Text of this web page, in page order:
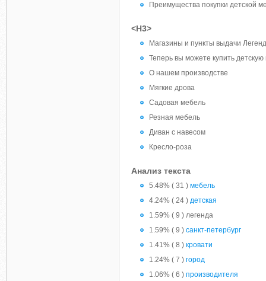
Преимущества покупки детской
<H3>
Магазины и пункты выдачи
Теперь вы можете купить
О нашем производстве
Мягкие дрова
Садовая мебель
Резная мебель
Диван с навесом
Кресло-роза
Анализ текста
5.48% ( 31 ) мебель
4.24% ( 24 ) детская
1.59% ( 9 ) легенда
1.59% ( 9 ) санкт-петербург
1.41% ( 8 ) кровати
1.24% ( 7 ) город
1.06% ( 6 ) производителя